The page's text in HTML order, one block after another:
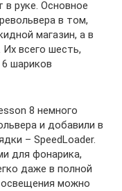
руке. Основное
в том,
магазин, а в
всего шесть,
шариков
8 немного
и добавили в
– SpeedLoader.
для фонарика,
даже в полной
можно